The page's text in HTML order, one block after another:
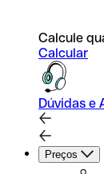
Calcule
Calcular
Dúvidas e
Preços